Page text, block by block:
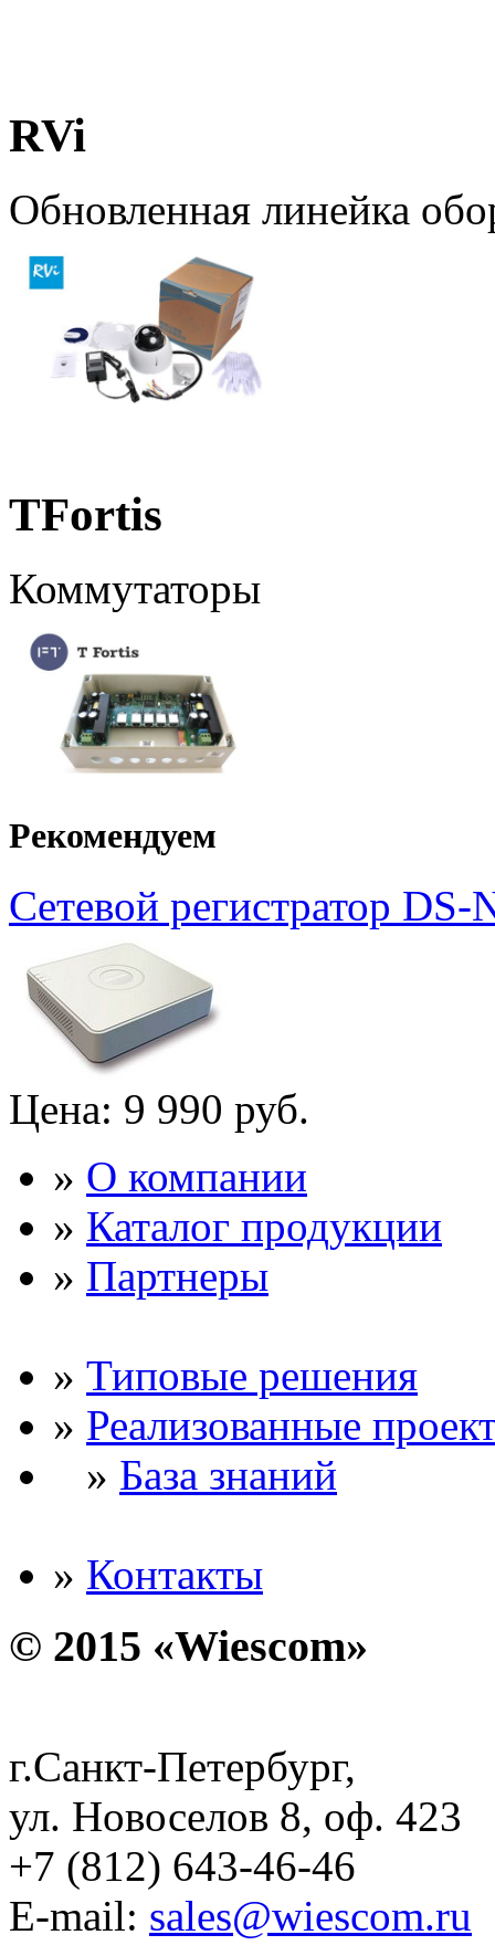
RVi
Обновленная линейка
TFortis
Коммутаторы
Рекомендуем
Сетевой регистратор DS-
Цена: 9 990 руб.
» О компании
» Каталог продукции
» Партнеры
» Типовые решения
» Реализованные
» База знаний
» Контакты
© 2015 «Wiescom»
г.Санкт-Петербург,
ул. Новоселов 8, оф. 423
+7 (812) 643-46-46
E-mail: sales@wiescom.ru